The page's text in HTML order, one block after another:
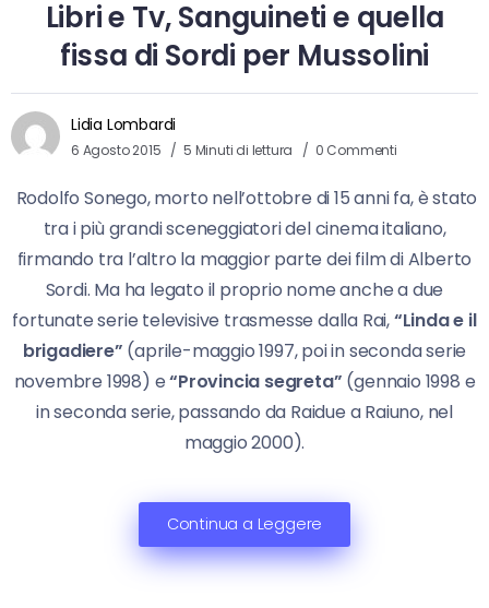
Libri e Tv, Sanguineti e quella
fissa di Sordi per Mussolini
Lidia Lombardi
6 Agosto 2015 5 Minuti di lettura 0 Commenti
Rodolfo Sonego, morto nell’ottobre di 15 anni fa, è stato
tra i più grandi sceneggiatori del cinema italiano,
firmando tra l’altro la maggior parte dei film di Alberto
Sordi. Ma ha legato il proprio nome anche a due
fortunate serie televisive trasmesse dalla Rai,“Linda e il
brigadiere” (aprile-maggio 1997, poi in seconda serie
novembre 1998) e“Provincia segreta” (gennaio 1998 e
in seconda serie, passando da Raidue a Raiuno, nel
maggio 2000).
Continua a Leggere